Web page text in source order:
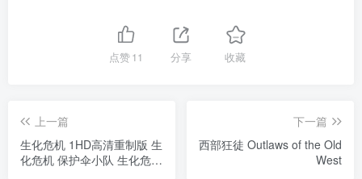
点赞11 分享 收藏
上一篇
生化危机 1HD高清重制版 生
化危机 保护伞小队 生化危机
下一篇
西部狂徒 Outlaws of the Old
West